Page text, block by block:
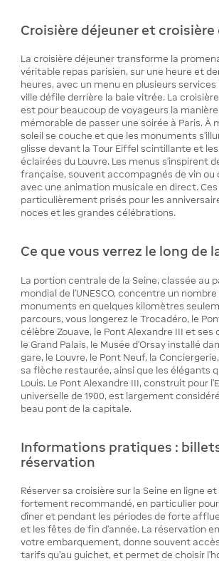
Croisière déjeuner et croisière
La croisière déjeuner transforme la
véritable repas parisien, sur une heure et
heures, avec un menu en plusieurs
ville défile derrière la baie vitrée. La
est pour beaucoup de voyageurs la manière
mémorable de passer une soirée à Paris. À
soleil se couche et que les monuments
glisse devant la Tour Eiffel scintillante et
éclairées du Louvre. Les menus s'inspirent
française, souvent accompagnés de vin ou
avec une animation musicale en direct.
particulièrement prisés pour les
noces et les grandes célébrations.
Ce que vous verrez le long de
La portion centrale de la Seine, classée au
mondial de l'UNESCO, concentre un
monuments en quelques kilomètres
parcours, vous longerez le Trocadéro, le
célèbre Zouave, le Pont Alexandre III et ses
le Grand Palais, le Musée d'Orsay installé
gare, le Louvre, le Pont Neuf, la
sa flèche restaurée, ainsi que les élégants
Louis. Le Pont Alexandre III, construit pour
universelle de 1900, est largement
beau pont de la capitale.
Informations pratiques :
réservation
Réserver sa croisière sur la Seine en ligne
fortement recommandé, en particulier
dîner et pendant les périodes de forte
et les fêtes de fin d'année. La réservation
votre embarquement, donne souvent
tarifs qu'au guichet, et permet de choisir